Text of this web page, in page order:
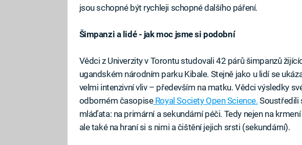
jsou schopné být rychleji schopné dalšího páření.
Šimpanzi a lidé - jak moc jsme si podobní
Vědci z Univerzity v Torontu studovali 42 párů šimpanzů
ugandském národním parku Kibale. Stejně jako u lidí se
velmi intenzivní vliv – především na matku. Vědci výsledky
odborném časopiseRoyal Society Open Science. Soustředili
mláďata: na primární a sekundární péči. Tedy nejen na
ale také na hraní si s nimi a čištění jejich srsti (sekundární).